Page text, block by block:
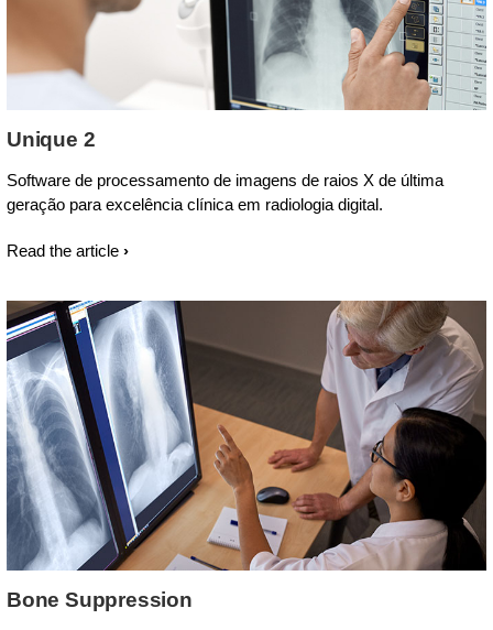
Unique 2
Software de processamento de imagens de raios X de última
geração para excelência clínica em radiologia digital.
Read the article
Bone Suppression